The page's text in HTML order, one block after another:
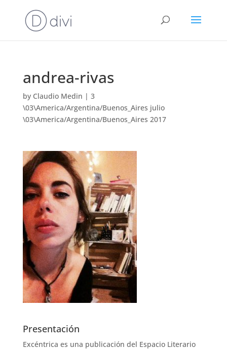
andrea-rivas
by Claudio Medin | 3
\03\America/Argentina/Buenos_Aires julio
\03\America/Argentina/Buenos_Aires 2017
Presentación
Excéntrica es una publicación del Espacio Literario